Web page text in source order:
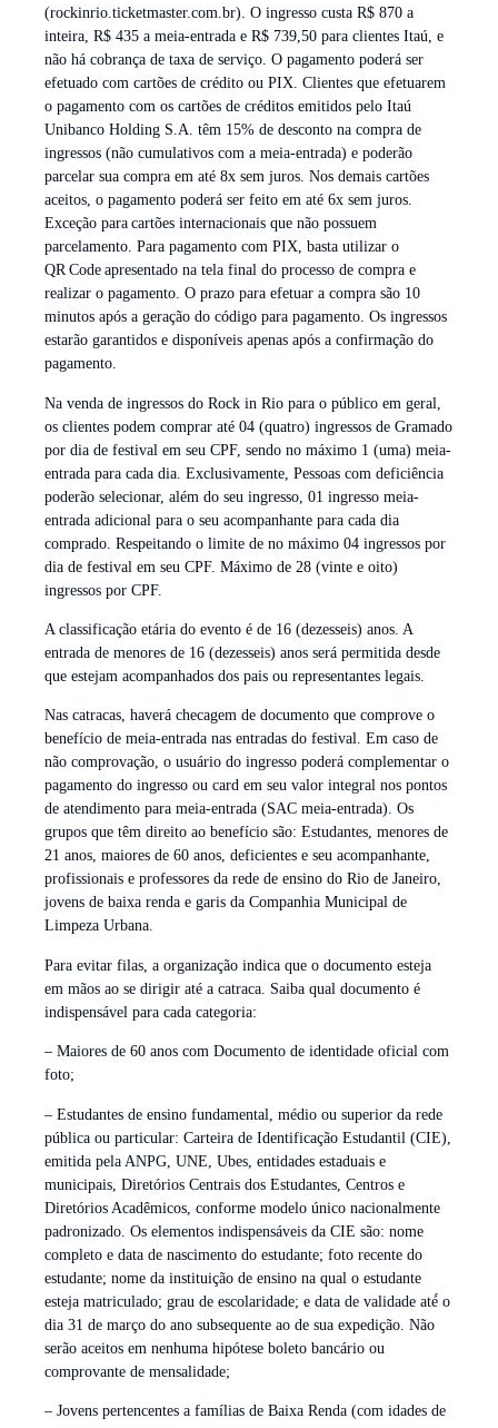
(rockinrio.ticketmaster.com.br). O ingresso custa R$ 870 a
inteira, R$ 435 a meia-entrada e R$ 739,50 para clientes Itaú, e
não há cobrança de taxa de serviço. O pagamento poderá ser
efetuado com cartões de crédito ou PIX. Clientes que efetuarem
o pagamento com os cartões de créditos emitidos pelo Itaú
Unibanco Holding S.A. têm 15% de desconto na compra de
ingressos (não cumulativos com a meia-entrada) e poderão
parcelar sua compra em até 8x sem juros. Nos demais cartões
aceitos, o pagamento poderá ser feito em até 6x sem juros.
Exceção para cartões internacionais que não possuem
parcelamento. Para pagamento com PIX, basta utilizar o
QR Code apresentado na tela final do processo de compra e
realizar o pagamento. O prazo para efetuar a compra são 10
minutos após a geração do código para pagamento. Os ingressos
estarão garantidos e disponíveis apenas após a confirmação do
pagamento.
Na venda de ingressos do Rock in Rio para o público em geral,
os clientes podem comprar até 04 (quatro) ingressos de Gramado
por dia de festival em seu CPF, sendo no máximo 1 (uma) meia-
entrada para cada dia. Exclusivamente, Pessoas com deficiência
poderão selecionar, além do seu ingresso, 01 ingresso meia-
entrada adicional para o seu acompanhante para cada dia
comprado. Respeitando o limite de no máximo 04 ingressos por
dia de festival em seu CPF. Máximo de 28 (vinte e oito)
ingressos por CPF.
A classificação etária do evento é de 16 (dezesseis) anos. A
entrada de menores de 16 (dezesseis) anos será permitida desde
que estejam acompanhados dos pais ou representantes legais.
Nas catracas, haverá checagem de documento que comprove o
benefício de meia-entrada nas entradas do festival. Em caso de
não comprovação, o usuário do ingresso poderá complementar o
pagamento do ingresso ou card em seu valor integral nos pontos
de atendimento para meia-entrada (SAC meia-entrada). Os
grupos que têm direito ao benefício são: Estudantes, menores de
21 anos, maiores de 60 anos, deficientes e seu acompanhante,
profissionais e professores da rede de ensino do Rio de Janeiro,
jovens de baixa renda e garis da Companhia Municipal de
Limpeza Urbana.
Para evitar filas, a organização indica que o documento esteja
em mãos ao se dirigir até a catraca. Saiba qual documento é
indispensável para cada categoria:
– Maiores de 60 anos com Documento de identidade oficial com
foto;
– Estudantes de ensino fundamental, médio ou superior da rede
pública ou particular: Carteira de Identificação Estudantil (CIE),
emitida pela ANPG, UNE, Ubes, entidades estaduais e
municipais, Diretórios Centrais dos Estudantes, Centros e
Diretórios Acadêmicos, conforme modelo único nacionalmente
padronizado. Os elementos indispensáveis da CIE são: nome
completo e data de nascimento do estudante; foto recente do
estudante; nome da instituição de ensino na qual o estudante
esteja matriculado; grau de escolaridade; e data de validade até́ o
dia 31 de março do ano subsequente ao de sua expedição. Não
serão aceitos em nenhuma hipótese boleto bancário ou
comprovante de mensalidade;
– Jovens pertencentes a famílias de Baixa Renda (com idades de